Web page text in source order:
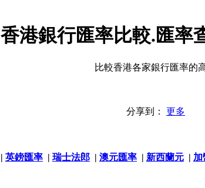
香港銀行匯率比較.匯率
比較香港各家銀行匯率的
分享到： 更多
| 英鎊匯率 | 瑞士法郎 | 澳元匯率 | 新西蘭元 | 加